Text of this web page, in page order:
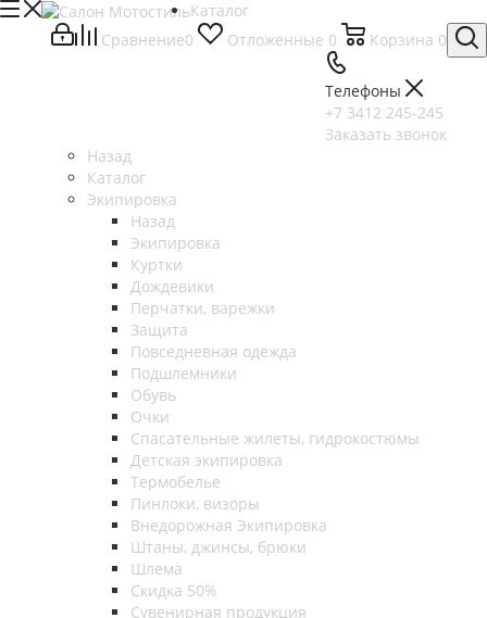
Сравнение0 Отложенные 0 Корзина 0
Телефоны
+7 3412 245-245
Заказать звонок
Каталог
Назад
Каталог
Экипировка
Назад
Экипировка
Куртки
Дождевики
Перчатки, варежки
Защита
Повседневная одежда
Подшлемники
Обувь
Очки
Спасательные жилеты, гидрокостюмы
Детская экипировка
Термобелье
Пинлоки, визоры
Внедорожная Экипировка
Штаны, джинсы, брюки
Шлема
Скидка 50%
Сувенирная продукция